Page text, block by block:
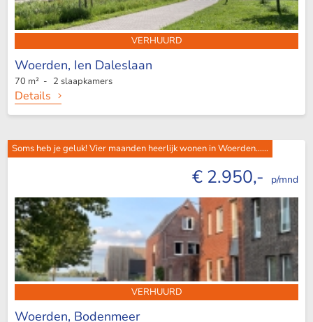
VERHUURD
Woerden, Ien Daleslaan
70 m² - 2 slaapkamers
Details
Soms heb je geluk! Vier maanden heerlijk wonen in Woerden......
€ 2.950,- p/mnd
VERHUURD
Woerden, Bodenmeer